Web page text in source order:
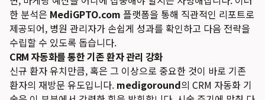
한 분석은 MediGPTO.com 플랫폼을 통해 직관적인 리포트로
제공되어, 병원 관리자가 손쉽게 성과를 확인하고 다음 전략을
수립할 수 있도록 돕습니다.
CRM 자동화를 통한 기존 환자 관리 강화
신규 환자 유치만큼, 혹은 그 이상으로 중요한 것이 바로 기존
환자의 재방문 유도입니다. medigoround의 CRM 자동화 기